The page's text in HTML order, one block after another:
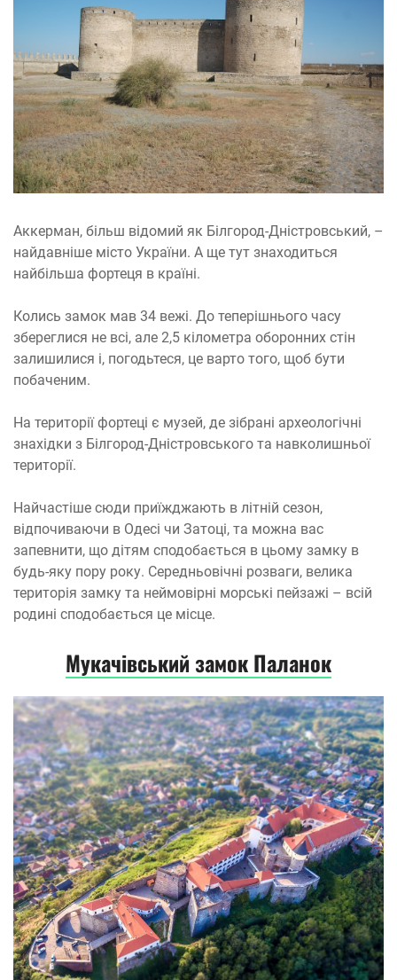
Аккерман, більш відомий як Білгород-Дністровський, –
найдавніше місто України. А ще тут знаходиться
найбільша фортеця в країні.
Колись замок мав 34 вежі. До теперішнього часу
збереглися не всі, але 2,5 кілометра оборонних стін
залишилися і, погодьтеся, це варто того, щоб бути
побаченим.
На території фортеці є музей, де зібрані археологічні
знахідки з Білгород-Дністровського та навколишньої
території.
Найчастіше сюди приїжджають в літній сезон,
відпочиваючи в Одесі чи Затоці, та можна вас
запевнити, що дітям сподобається в цьому замку в
будь-яку пору року. Середньовічні розваги, велика
територія замку та неймовірні морські пейзажі – всій
родині сподобається це місце.
Мукачівський замок Паланок